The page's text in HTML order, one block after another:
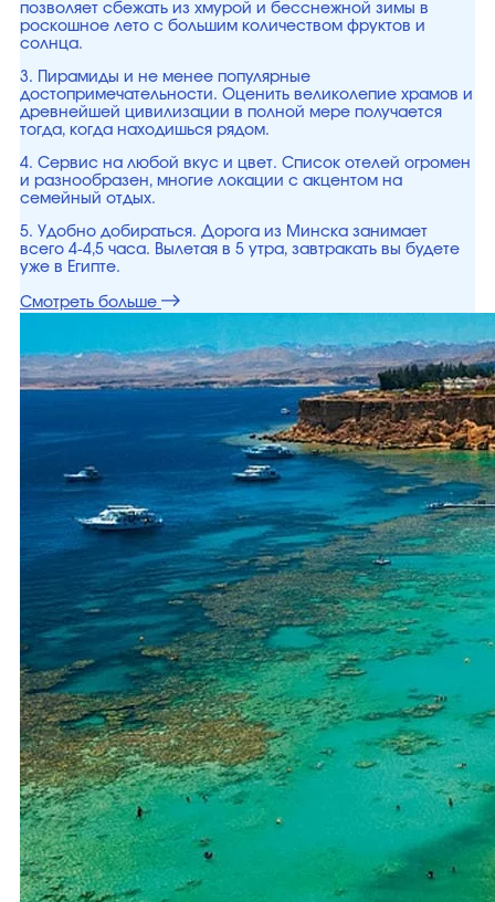
позволяет сбежать из хмурой и бесснежной зимы в
роскошное лето с большим количеством фруктов и
солнца.
3. Пирамиды и не менее популярные
достопримечательности. Оценить великолепие храмов и
древнейшей цивилизации в полной мере получается
тогда, когда находишься рядом.
4. Сервис на любой вкус и цвет. Список отелей огромен
и разнообразен, многие локации с акцентом на
семейный отдых.
5. Удобно добираться. Дорога из Минска занимает
всего 4-4,5 часа. Вылетая в 5 утра, завтракать вы будете
уже в Египте.
Смотреть больше